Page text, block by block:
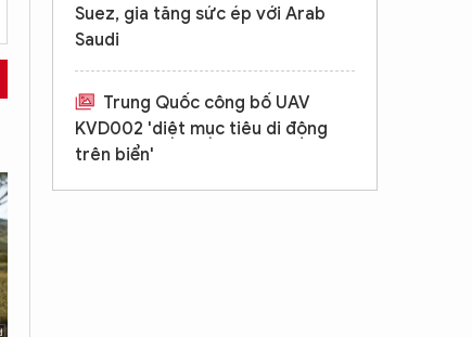
Suez, gia tăng sức ép với Arab
Saudi
Trung Quốc công bố UAV
KVD002 'diệt mục tiêu di động
trên biển'